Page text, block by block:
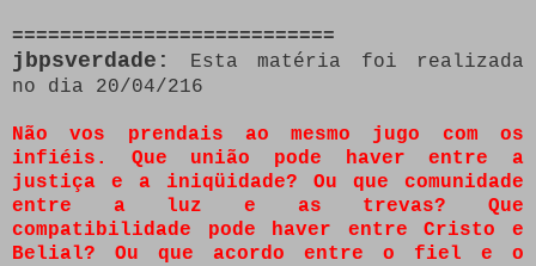
===========================
jbpsverdade:
Esta matéria foi realizada
no dia 20/04/216
Não vos prendais ao mesmo jugo com os
infiéis. Que união pode haver entre a
justiça e a iniqüidade? Ou que comunidade
entre a luz e as trevas? Que
compatibilidade pode haver entre Cristo e
Belial? Ou que acordo entre o fiel e o